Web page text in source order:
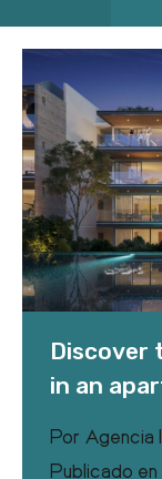
Discover
in an
Por Agencia
Publicado en